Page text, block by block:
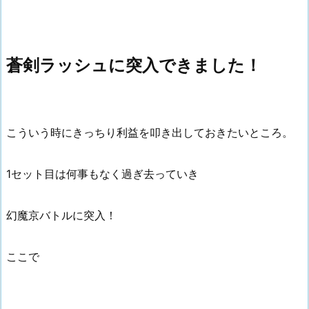
蒼剣ラッシュに突入できました！
こういう時にきっちり利益を叩き出しておきたいところ。
1セット目は何事もなく過ぎ去っていき
幻魔京バトルに突入！
ここで